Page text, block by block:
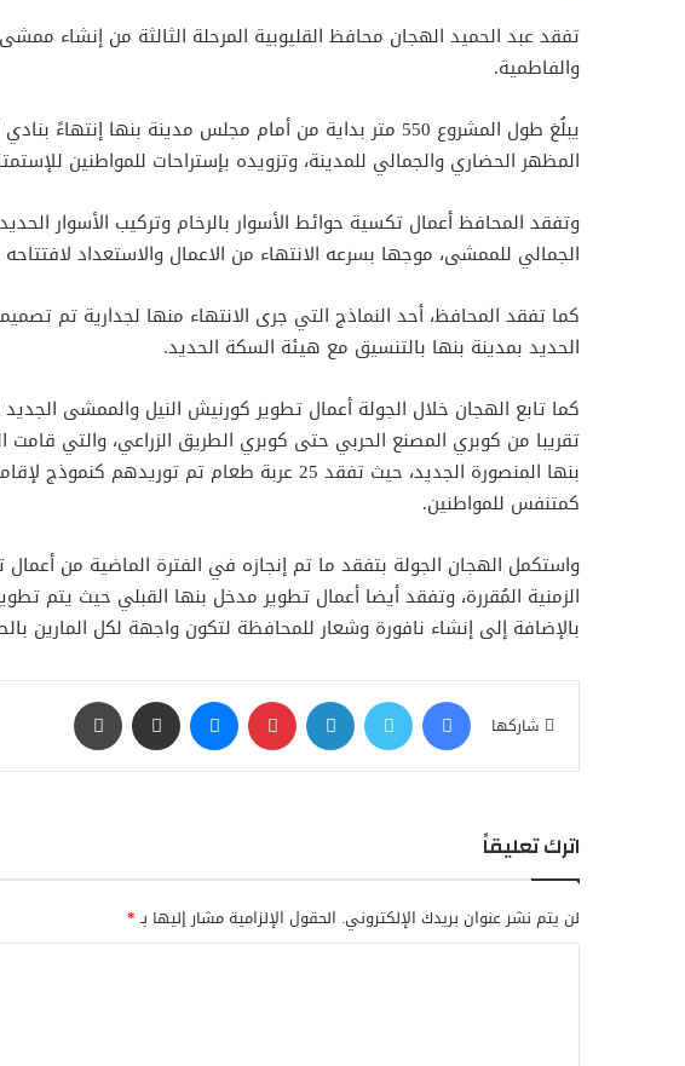
تفقد عبد الحميد الهجان محافظ القليوبية المرحلة الثالثة من إنشاء
والفاطمية.
يبلُغ طول المشروع 550 متر بداية من أمام مجلس مدينة
المظهر الحضاري والجمالي للمدينة، وتزويده بإستراحات للمواطنين
وتفقد المحافظ أعمال تكسية حوائط الأسوار بالرخام وتركيب الأسوار
الجمالي للممشى، موجها بسرعه الانتهاء من الاعمال والاستعداد
كما تفقد المحافظ، أحد النماذج التي جرى الانتهاء منها لجدارية تم
الحديد بمدينة بنها بالتنسيق مع هيئة السكة الحديد.
تقريبا من كوبري المصنع الحربي حتى كوبري الطريق الزراعي، والتي
بنها المنصورة الجديد، حيث تفقد 25 عربة
كمتنفس للمواطنين.
واستكمل الهجان الجولة بتفقد ما تم إنجازه في الفترة الماضية من أعمال
الزمنية المُقررة، وتفقد أيضا أعمال تطوير مدخل بنها القبلي حيث يتم
بالإضافة إلى إنشاء نافورة وشعار للمحافظة لتكون واجهة لكل المارين
شاركها
اترك تعليقاً
لن يتم نشر عنوان بريدك الإلكتروني. الحقول الإلزامية مشار إليها بـ*